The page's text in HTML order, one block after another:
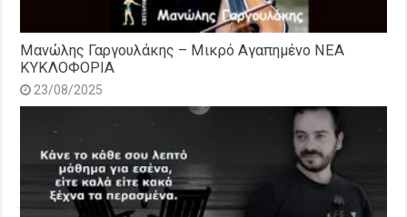
Μανώλης Γαργουλάκης – Μικρό Αγαπημένο NEΑ
ΚΥΚΛΟΦΟΡΙΑ
23/08/2025